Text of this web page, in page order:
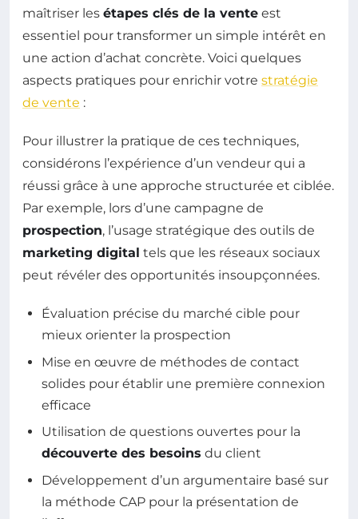
maîtriser les étapes clés de la vente est
essentiel pour transformer un simple intérêt en
une action d’achat concrète. Voici quelques
aspects pratiques pour enrichir votre stratégie
de vente :
Pour illustrer la pratique de ces techniques,
considérons l’expérience d’un vendeur qui a
réussi grâce à une approche structurée et ciblée.
Par exemple, lors d’une campagne de
prospection, l’usage stratégique des outils de
marketing digital tels que les réseaux sociaux
peut révéler des opportunités insoupçonnées.
Évaluation précise du marché cible pour
mieux orienter la prospection
Mise en œuvre de méthodes de contact
solides pour établir une première connexion
efficace
Utilisation de questions ouvertes pour la
découverte des besoins du client
Développement d’un argumentaire basé sur
la méthode CAP pour la présentation de